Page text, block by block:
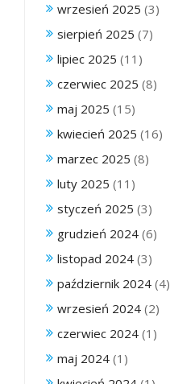
wrzesień 2025 (3)
sierpień 2025 (7)
lipiec 2025 (11)
czerwiec 2025 (8)
maj 2025 (15)
kwiecień 2025 (16)
marzec 2025 (8)
luty 2025 (11)
styczeń 2025 (3)
grudzień 2024 (6)
listopad 2024 (3)
październik 2024 (4)
wrzesień 2024 (2)
czerwiec 2024 (1)
maj 2024 (1)